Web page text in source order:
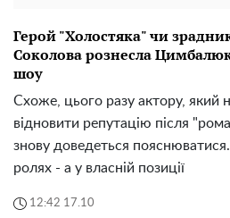
Герой "Холостяка" чи
Соколова рознесла
шоу
Схоже, цього разу актору, який
відновити репутацію після
знову доведеться
ролях - а у власній позиції
12:42 17.10